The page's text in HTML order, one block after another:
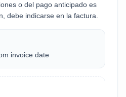
o del pago anticipado es
debe indicarse en la factura.
invoice date